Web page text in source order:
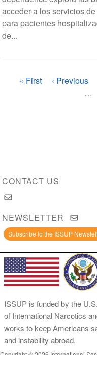
acceder a los servicios
para pacientes
de...
Paginación
Primera
« First
Página
‹ Previous
…
CONTACT US
NEWSLETTER
Subscribe to the ISSUP
ISSUP is funded by the
of International Narcotics
works to keep Americans
and instability abroad.
Copyright © 2026 International